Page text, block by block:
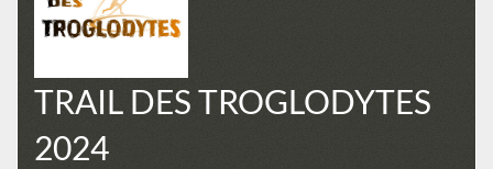
TRAIL DES TROGLODYTES
2024